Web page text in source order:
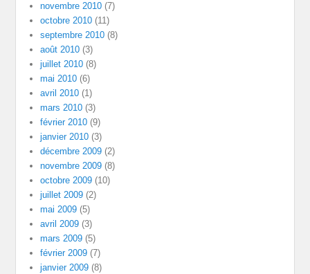
novembre 2010 (7)
octobre 2010 (11)
septembre 2010 (8)
août 2010 (3)
juillet 2010 (8)
mai 2010 (6)
avril 2010 (1)
mars 2010 (3)
février 2010 (9)
janvier 2010 (3)
décembre 2009 (2)
novembre 2009 (8)
octobre 2009 (10)
juillet 2009 (2)
mai 2009 (5)
avril 2009 (3)
mars 2009 (5)
février 2009 (7)
janvier 2009 (8)